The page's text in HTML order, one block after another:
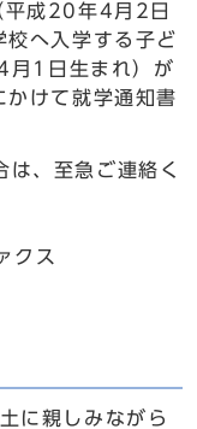
平成20年4月2日
へ入学する子ど
1日生まれ）が
けて就学通知書
は、至急ご連絡く
クス
に親しみながら